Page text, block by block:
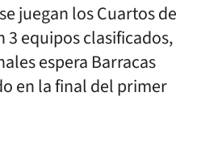
se juegan los Cuartos de
3 equipos clasificados,
espera Barracas
en la final del primer